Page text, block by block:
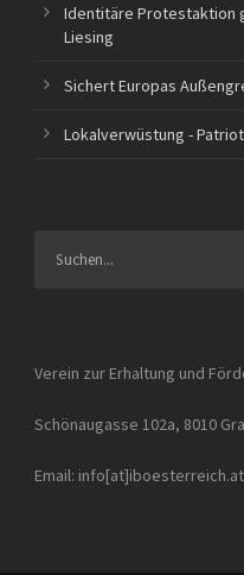
Identitäre Protestaktion
Liesing
Sichert Europas
Lokalverwüstung -
Verein zur Erhaltung und
Schönaugasse 102a, 8010
Email: info[at]iboesterreich.at